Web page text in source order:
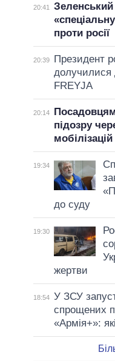
20:41
Зеленський
проти росії
20:39
Президент
долучилися
FREYJA
20:14
підозру
19:34
до суду
19:30
жертви
18:54 У ЗСУ
спрощених
«Армія+»: